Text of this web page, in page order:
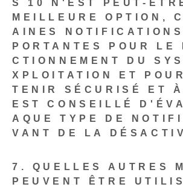
S 10 N'EST PEUT-
MEILLEURE OPTION,
AINES
PORTANTES POUR LE
CTIONNEMENT DU
XPLOITATION ET
TENIR SÉCURISÉ ET
EST CONSEILLÉ
AQUE TYPE DE
VANT DE LA
7. QUELLES AUTRES
PEUVENT ÊTRE